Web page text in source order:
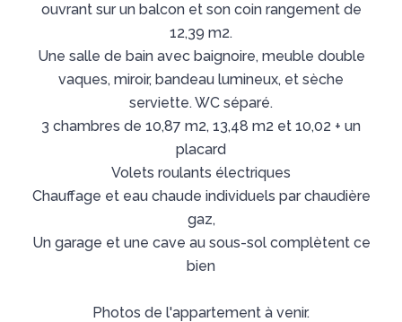
ouvrant sur un balcon et son coin rangement de
12,39 m2.
Une salle de bain avec baignoire, meuble double
vaques, miroir, bandeau lumineux, et sèche
serviette. WC séparé.
3 chambres de 10,87 m2, 13,48 m2 et 10,02 + un
placard
Volets roulants électriques
Chauffage et eau chaude individuels par chaudière
gaz,
Un garage et une cave au sous-sol complètent ce
bien
Photos de l'appartement à venir.